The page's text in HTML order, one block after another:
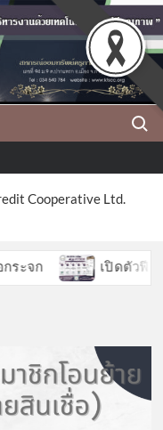
Cooperative Ltd.
จก เปิดตัวฟีเจอร์